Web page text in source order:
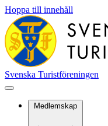
Hoppa till innehåll
Svenska Turistföreningen
Medlemskap